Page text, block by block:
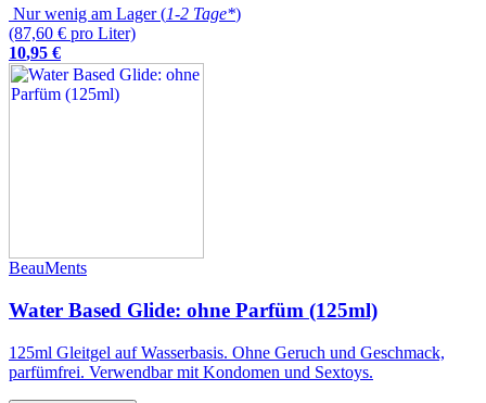
Nur wenig am Lager (1-2 Tage*)
(87,60 € pro Liter)
10,95 €
BeauMents
Water Based Glide: ohne Parfüm (125ml)
125ml Gleitgel auf Wasserbasis. Ohne Geruch und Geschmack,
parfümfrei. Verwendbar mit Kondomen und Sextoys.